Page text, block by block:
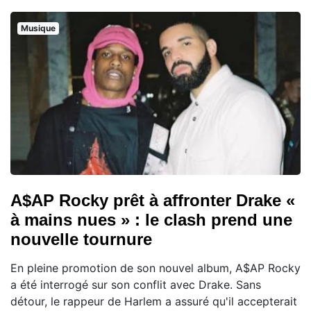
Musique
A$AP Rocky prêt à affronter Drake «
à mains nues » : le clash prend une
nouvelle tournure
En pleine promotion de son nouvel album, A$AP Rocky
a été interrogé sur son conflit avec Drake. Sans
détour, le rappeur de Harlem a assuré qu'il accepterait